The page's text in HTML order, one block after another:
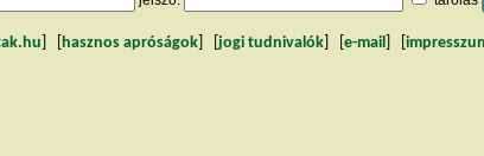
hasznos apróságok jogi tudnivalók e-mail